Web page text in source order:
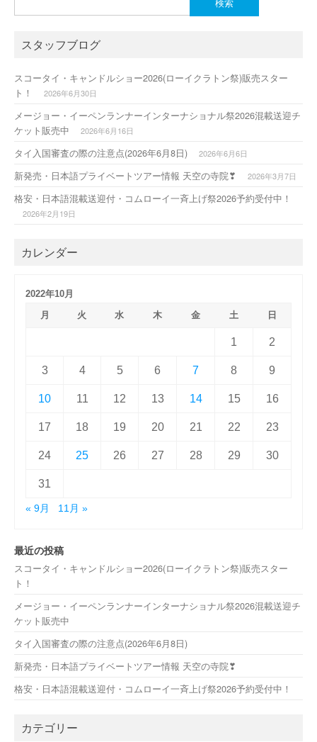
索:
スタッフブログ
スコータイ・キャンドルショー2026(ローイクラトン祭)販売スター
ト！
2026年6月30日
メージョー・イーペンランナーインターナショナル祭2026混載送迎チ
ケット販売中
2026年6月16日
タイ入国審査の際の注意点(2026年6月8日) 2026年6月6日
新発売・日本語プライベートツアー情報 天空の寺院❣ 2026年3月7日
格安・日本語混載送迎付・コムローイ一斉上げ祭2026予約受付中！
2026年2月19日
カレンダー
2022年10月
月
火 水 木 金 土 日
1 2
3 4 5 6 7 8 9
10 11 12 13 14 15 16
17 18 19 20 21 22 23
24 25 26 27 28 29 30
31
« 9月 11月 »
最近の投稿
スコータイ・キャンドルショー2026(ローイクラトン祭)販売スター
ト！
メージョー・イーペンランナーインターナショナル祭2026混載送迎チ
ケット販売中
タイ入国審査の際の注意点(2026年6月8日)
新発売・日本語プライベートツアー情報 天空の寺院❣
格安・日本語混載送迎付・コムローイ一斉上げ祭2026予約受付中！
カテゴリー